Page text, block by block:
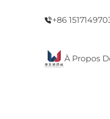
+86
À Propos